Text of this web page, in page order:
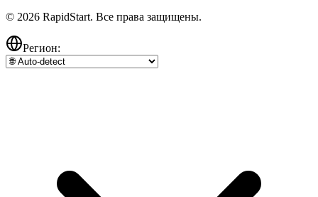
© 2026 RapidStart. Все права защищены.
Регион: